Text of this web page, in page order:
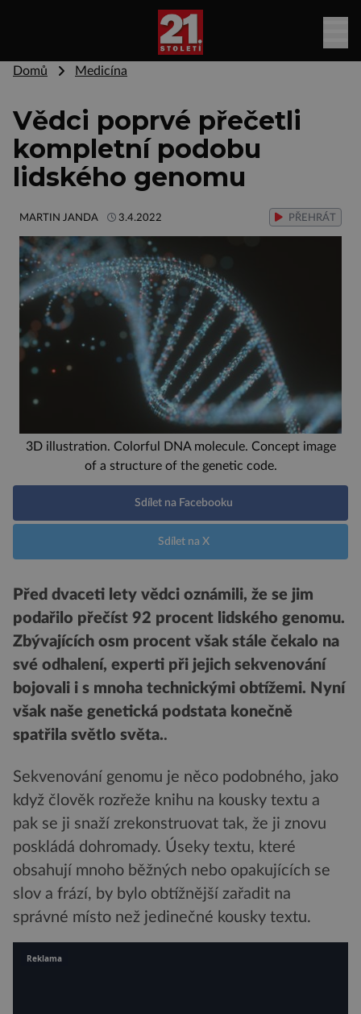
Domů Medicína
Vědci poprvé přečetli
kompletní podobu
lidského genomu
MARTIN JANDA 3.4.2022 PŘEHRÁT
3D illustration. Colorful DNA molecule. Concept image
of a structure of the genetic code.
Sdílet na Facebooku
Sdílet na X
Před dvaceti lety vědci oznámili, že se jim
podařilo přečíst 92 procent lidského genomu.
Zbývajících osm procent však stále čekalo na
své odhalení, experti při jejich sekvenování
bojovali i s mnoha technickými obtížemi. Nyní
však naše genetická podstata konečně
spatřila světlo světa..
Sekvenování genomu je něco podobného, jako
když člověk rozřeže knihu na kousky textu a
pak se ji snaží zrekonstruovat tak, že ji znovu
poskládá dohromady. Úseky textu, které
obsahují mnoho běžných nebo opakujících se
slov a frází, by bylo obtížnější zařadit na
správné místo než jedinečné kousky textu.
Reklama